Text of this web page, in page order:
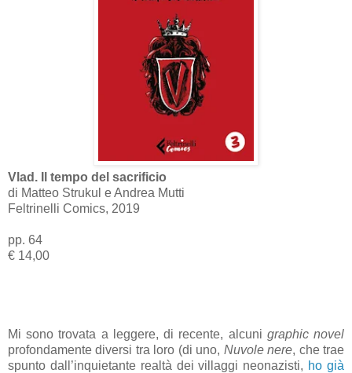
Vlad. Il tempo del sacrificio
di Matteo Strukul e Andrea Mutti
Feltrinelli Comics, 2019
pp. 64
€ 14,00
Mi sono trovata a leggere, di recente, alcuni graphic novel
profondamente diversi tra loro (di uno, Nuvole nere, che trae
spunto dall’inquietante realtà dei villaggi neonazisti, ho già